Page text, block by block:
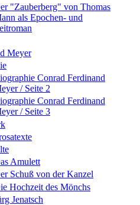
"Zauberberg" von Thomas
als Epochen- und
Meyer
Conrad Ferdinand
/ Seite 2
Conrad Ferdinand
/ Seite 3
Amulett
Schuß von der Kanzel
Hochzeit des Mönchs
Jenatsch